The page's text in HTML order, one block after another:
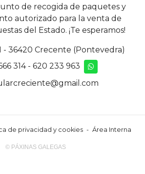
de recogida de paquetes y
autorizado para la venta de
del Estado. ¡Te esperamos!
- 36420 Crecente (Pontevedra)
314- 620 233 963
de privacidad y cookies - Área Interna
© PÁXINAS GALEGAS